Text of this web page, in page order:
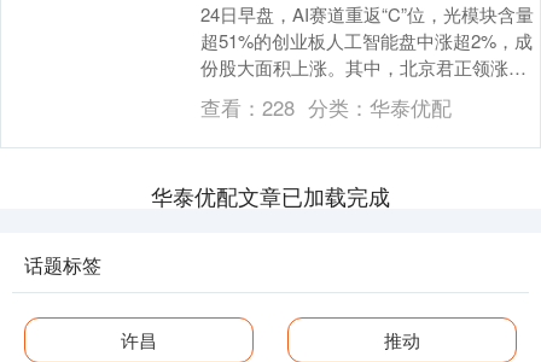
24日早盘，AI赛道重返“C”位，光模块含量
超51%的创业板人工智能盘中涨超2%，成
份股大面积上涨。其中，北京君正领涨超
7%，长芯博创、航宇微涨超5%，光模块
三....
查看：228 分类： 华泰优配
华泰优配文章已加载完成
话题标签
许昌 推动